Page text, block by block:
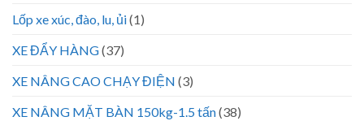
Lốp xe xúc, đào, lu, ủi(1)
XE ĐẨY HÀNG(37)
XE NÂNG CAO CHẠY ĐIỆN (3)
XE NÂNG MẶT BÀN 150kg-1.5 tấn(38)